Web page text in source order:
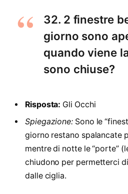
32. 2 finestre
giorno sono
quando viene
sono chiuse?
Risposta: Gli Occhi
Spiegazione: Sono le
giorno restano spalancate
mentre di notte le “porte”
chiudono per permetterci
dalle ciglia.